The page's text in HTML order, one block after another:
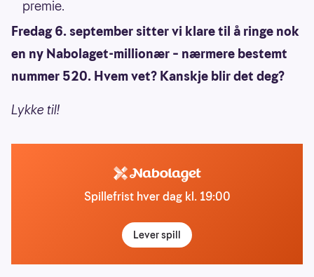
premie.
Fredag 6. september sitter vi klare til å ringe nok
en ny Nabolaget-millionær – nærmere bestemt
nummer 520. Hvem vet? Kanskje blir det deg?
Lykke til!
Spillefrist hver dag kl. 19:00
Lever spill